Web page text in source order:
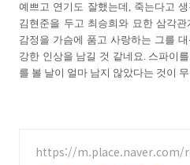
예쁘고 연기도 잘했는데, 죽는다고
김현준을 두고 최승희와 묘한 삼각
감정을 가슴에 품고 사랑하는 그를
강한 인상을 남길 것 같네요. 스파이
를 볼 날이 얼마 남지 않았다는 것이
https://m.place.naver.com/